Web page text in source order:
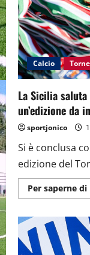
Calcio
La Sicilia
un’edizione da
sportjonico
Si è conclusa
edizione del
Per saperne di